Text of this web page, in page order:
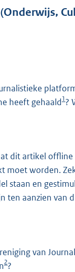
d
t
t
3
K
b
heeft gehaald1?
dit artikel
moet worden.
staan en
ten aanzien van
van
2?